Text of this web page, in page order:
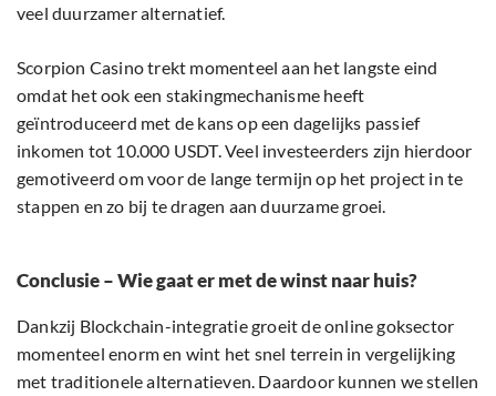
veel duurzamer alternatief.
Scorpion Casino trekt momenteel aan het langste eind
omdat het ook een stakingmechanisme heeft
geïntroduceerd met de kans op een dagelijks passief
inkomen tot 10.000 USDT. Veel investeerders zijn hierdoor
gemotiveerd om voor de lange termijn op het project in te
stappen en zo bij te dragen aan duurzame groei.
Conclusie – Wie gaat er met de winst naar huis?
Dankzij Blockchain-integratie groeit de online goksector
momenteel enorm en wint het snel terrein in vergelijking
met traditionele alternatieven. Daardoor kunnen we stellen